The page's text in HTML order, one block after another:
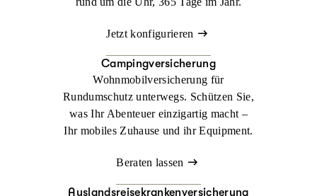
Jetzt konfigurieren
Campingversicherung
Wohnmobilversicherung für
Rundumschutz unterwegs. Schützen Sie,
was Ihr Abenteuer einzigartig macht –
Ihr mobiles Zuhause und ihr Equipment.
Beraten lassen
Auslandsreisekrankenversicherung